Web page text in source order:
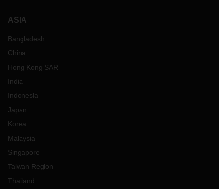
ASIA
Bangladesh
China
Hong Kong SAR
India
Indonesia
Japan
Korea
Malaysia
Singapore
Taiwan Region
Thailand